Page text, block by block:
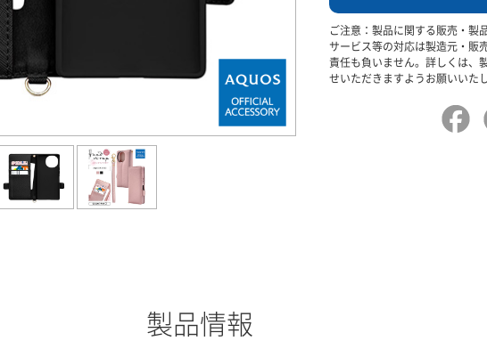
ご注意：製品に関する販売・製
サービス等の対応は製造元・販
責任も負いません。詳しくは、
せいただきますようお願いいたし
製品情報